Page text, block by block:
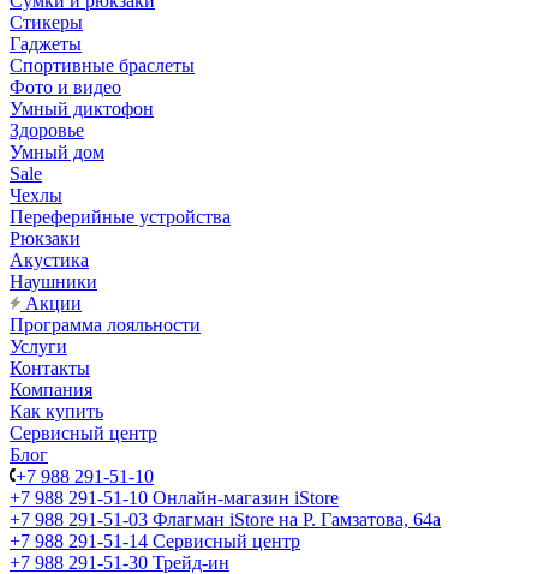
Стикеры
Гаджеты
Спортивные браслеты
Фото и видео
Умный диктофон
Здоровье
Умный дом
Sale
Чехлы
Переферийные устройства
Рюкзаки
Акустика
Наушники
Акции
Программа лояльности
Услуги
Контакты
Компания
Как купить
Сервисный центр
Блог
+7 988 291-51-10
+7 988 291-51-10 Онлайн-магазин iStore
+7 988 291-51-03 Флагман iStore на Р. Гамзатова, 64а
+7 988 291-51-14 Сервисный центр
+7 988 291-51-30 Трейд-ин